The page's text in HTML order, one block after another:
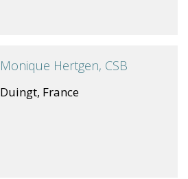
Monique Hertgen, CSB
Duingt, France